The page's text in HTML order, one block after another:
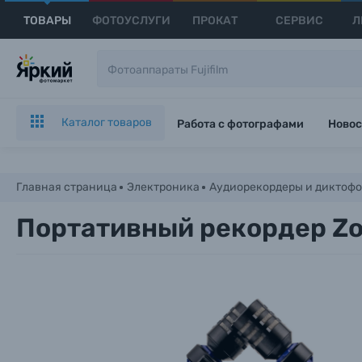
ТОВАРЫ ФОТОУСЛУГИ ПРОКАТ СЕРВИС
Каталог товаров Работа с фотографами
Главная страница Электроника Аудиорекордеры и
Портативный рекордер